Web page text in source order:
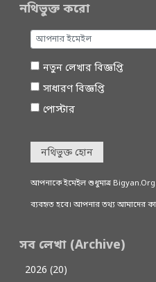
নথিভুক্ত করো
নতুন লেখার বিজ্ঞপ্তি
সাধারণ বিজ্ঞপ্তি
পোস্টার
নথিভুক্ত হোন
আপনাকে ইমেইল শুধুমাত্র
ব্যবহৃত হবে। আপনার তথ্য আমাদের
সব লেখা (Archive)
2026 (20)